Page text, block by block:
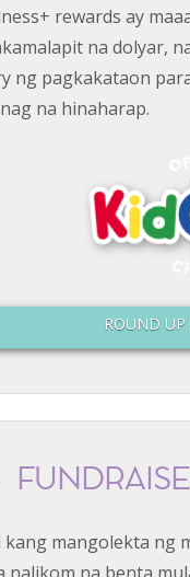
rewards ay
na dolyar,
ng pagkakataon
na hinaharap.
ROUND UP
kang mangolekta ng
nalikom na benta